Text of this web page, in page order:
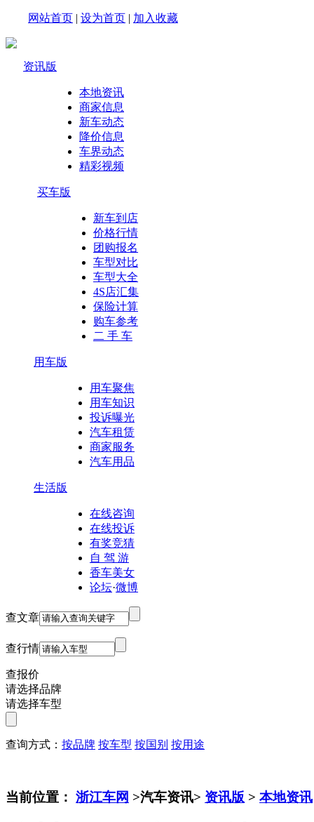
网站首页 | 设为首页 | 加入收藏
资讯版
本地资讯
商家信息
新车动态
降价信息
车界动态
精彩视频
买车版
新车到店
价格行情
团购报名
车型对比
车型大全
4S店汇集
保险计算
购车参考
二 手 车
用车版
用车聚焦
用车知识
投诉曝光
汽车租赁
商家服务
汽车用品
生活版
在线咨询
在线投诉
有奖竞猜
自 驾 游
香车美女
论坛·微博
查文章
查行情
查报价
请选择品牌
请选择车型
查询方式： 按品牌 按车型 按国别 按用途
当前位置： 浙江车网 >汽车资讯> 资讯版 > 本地资讯